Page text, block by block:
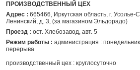
ПРОИЗВОДСТВЕННЫЙ ЦЕХ
Адрес : 665466, Иркутская область, г. Усолье-
Ленинский, д. 3, (за магазином Эльдорадо)
Проезд : ост. Хлебозавод, авт. 5
Режим работы : администрация :
перерыва
производственный цех : круглосуточно